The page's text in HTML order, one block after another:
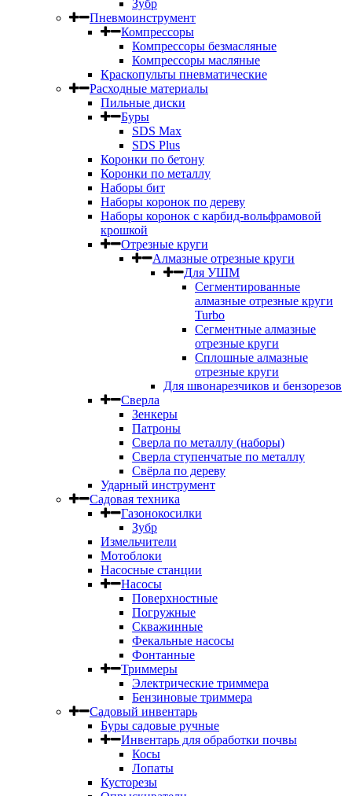
Зубр
Пневмоинструмент
Компрессоры
Компрессоры безмасляные
Компрессоры масляные
Краскопульты пневматические
Расходные материалы
Пильные диски
Буры
SDS Max
SDS Plus
Коронки по бетону
Коронки по металлу
Наборы бит
Наборы коронок по дереву
Наборы коронок с карбид-вольфрамовой
крошкой
Отрезные круги
Алмазные отрезные круги
Для УШМ
Сегментированные
алмазные отрезные круги
Turbo
Сегментные алмазные
отрезные круги
Сплошные алмазные
отрезные круги
Для швонарезчиков и бензорезов
Сверла
Зенкеры
Патроны
Сверла по металлу (наборы)
Сверла ступенчатые по металлу
Свёрла по дереву
Ударный инструмент
Садовая техника
Газонокосилки
Зубр
Измельчители
Мотоблоки
Насосные станции
Насосы
Поверхностные
Погружные
Скважинные
Фекальные насосы
Фонтанные
Триммеры
Электрические триммера
Бензиновые триммера
Садовый инвентарь
Буры садовые ручные
Инвентарь для обработки почвы
Косы
Лопаты
Кусторезы